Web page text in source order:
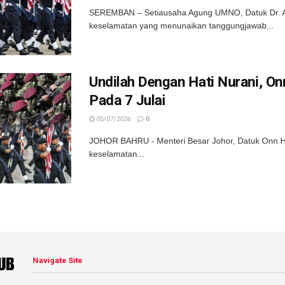
SEREMBAN – Setiausaha Agung UMNO, Datuk
keselamatan yang menunaikan tanggungjawab...
Undilah Dengan Hati Nurani,
Pada 7 Julai
05/07/2026 0
JOHOR BAHRU - Menteri Besar Johor, Datuk
keselamatan...
Navigate Site